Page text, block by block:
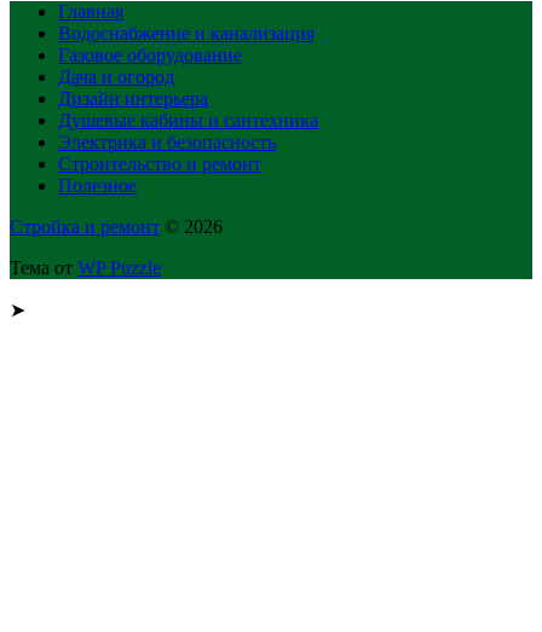
Главная
Водоснабжение и канализация
Газовое оборудование
Дача и огород
Дизайн интерьера
Душевые кабины и сантехника
Электрика и безопасность
Строительство и ремонт
Полезное
Стройка и ремонт © 2026
Тема от WP Puzzle
➤